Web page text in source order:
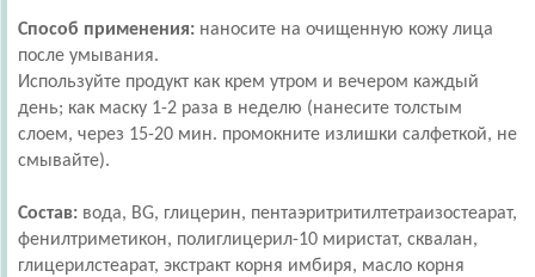
Способ применения: наносите на очищенную кожу лица
после умывания.
Используйте продукт как крем утром и вечером каждый
день; как маску 1-2 раза в неделю (нанесите толстым
слоем, через 15-20 мин. промокните излишки салфеткой, не
смывайте).
Состав: вода, BG, глицерин, пентаэритритилтетраизостеарат,
фенилтриметикон, полиглицерил-10 миристат, сквалан,
глицерилстеарат, экстракт корня имбиря, масло корня